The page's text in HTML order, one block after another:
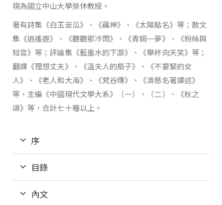
現為國立中山大學榮休教授。
著有詩集《白玉苦瓜》、《藕神》、《太陽點名》等；散文
集《逍遙遊》、《聽聽那冷雨》、《青銅一夢》、《粉絲與
知音》等；評論集《藍墨水的下游》、《舉杯向天笑》等；
翻譯《理想丈夫》、《溫夫人的扇子》、《不要緊的女
人》、《老人和大海》、《梵谷傳》、《濟慈名著譯述》
等，主編《中國現代文學大系》（一）、（二）、《秋之
頌》等，合計七十種以上。
序
目錄
內文